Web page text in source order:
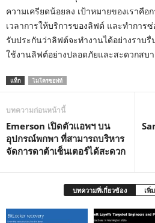
ความเครียดน้อยลง เป้าหมายของเราคือ
เวลาการให้บริการของลิฟต์ และทำการซ่
รับประกันว่าลิฟต์จะทำงานได้อย่างราบ
ใช้งานลิฟต์อย่างปลอดภัยและสะดวกสบ
แท็ก ไมโครซอฟท์
บทความก่อนหน้านี้
Emerson เปิดตัวแอพฯ บน
อุปกรณ์พกพา ที่สามารถบริหาร
จัดการดาต้าเซ็นเตอร์ได้สะดวก
บทความที่เกี่ยวข้อง เพิ่